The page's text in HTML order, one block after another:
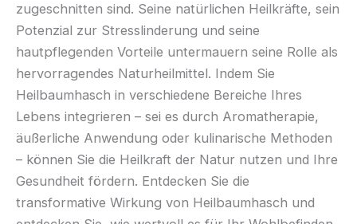
zugeschnitten sind. Seine natürlichen Heilkräfte, sein
Potenzial zur Stresslinderung und seine
hautpflegenden Vorteile untermauern seine Rolle als
hervorragendes Naturheilmittel. Indem Sie
Heilbaumhasch in verschiedene Bereiche Ihres
Lebens integrieren – sei es durch Aromatherapie,
äußerliche Anwendung oder kulinarische Methoden
– können Sie die Heilkraft der Natur nutzen und Ihre
Gesundheit fördern. Entdecken Sie die
transformative Wirkung von Heilbaumhasch und